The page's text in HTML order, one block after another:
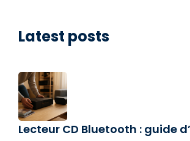
Latest posts
Lecteur CD Bluetooth : guide